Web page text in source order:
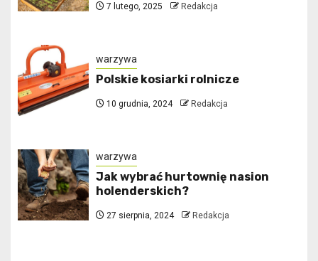
7 lutego, 2025 Redakcja
warzywa
Polskie kosiarki rolnicze
10 grudnia, 2024 Redakcja
warzywa
Jak wybrać hurtownię nasion
holenderskich?
27 sierpnia, 2024 Redakcja